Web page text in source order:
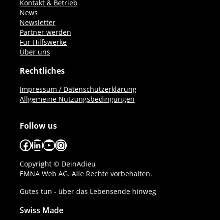
Kontakt & Betrieb
News
Newsletter
Partner werden
Für Hilfswerke
Über uns
Rechtliches
Impressum / Datenschutzerklärung
Allgemeine Nutzungsbedingungen
Follow us
Facebook
LinkedIn
YouTube
Instagram
Copyright © DeinAdieu
EMNA Web AG. Alle Rechte vorbehalten.
Gutes tun - über das Lebensende hinweg
Swiss Made